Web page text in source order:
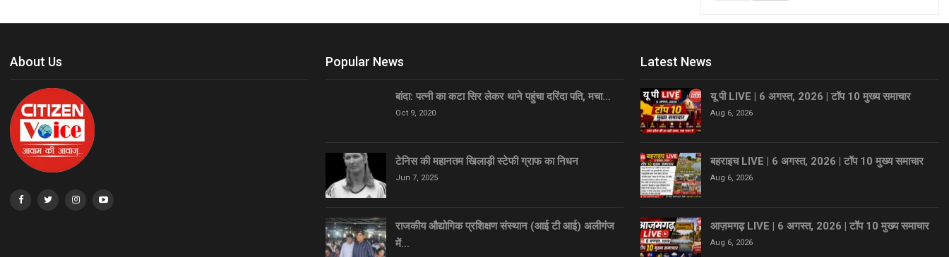
About Us Popular News
बांदा: पत्नी का कटा सिर लेकर थाने पहुंचा दरिंदा पति, मचा…
Oct 9, 2020
टेनिस की महानतम खिलाड़ी स्टेफी ग्राफ का निधन
Jun 7, 2025
राजकीय औद्योगिक प्रशिक्षण संस्थान (आई टी आई) अलीगंज
में…
Latest News
यू पी LIVE | 6 अगस्त, 2026 | टॉप 10 मुख्य समाचार
Aug 6, 2026
बहराइच LIVE | 6 अगस्त, 2026 | टॉप 10 मुख्य समाचार
Aug 6, 2026
आज़मगढ़ LIVE | 6 अगस्त, 2026 | टॉप 10 मुख्य समाचार
Aug 6, 2026